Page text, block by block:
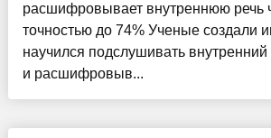
расшифровывает внутреннюю речь
точностью до 74% Ученые создали
научился подслушивать внутренний
и расшифровыв...